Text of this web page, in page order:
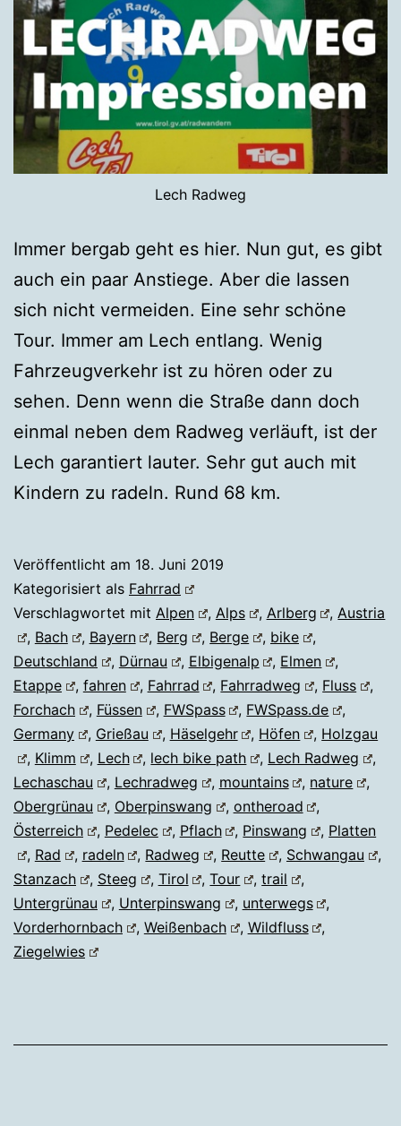
Lech Radweg
Immer bergab geht es hier. Nun gut, es gibt
auch ein paar Anstiege. Aber die lassen
sich nicht vermeiden. Eine sehr schöne
Tour. Immer am Lech entlang. Wenig
Fahrzeugverkehr ist zu hören oder zu
sehen. Denn wenn die Straße dann doch
einmal neben dem Radweg verläuft, ist der
Lech garantiert lauter. Sehr gut auch mit
Kindern zu radeln. Rund 68 km.
Veröffentlicht am 18. Juni 2019
Kategorisiert als Fahrrad
Verschlagwortet mit Alpen , Alps , Arlberg ,Austria
, Bach , Bayern , Berg , Berge , bike
,
Deutschland
, Dürnau , Elbigenalp , Elmen
,
Etappe
, fahren , Fahrrad , Fahrradweg , Fluss
,
Forchach
, Füssen , FWSpass , FWSpass.de
,
Germany
, Grießau , Häselgehr , Höfen , Holzgau
, Klimm , Lech , lech bike path , Lech Radweg
,
Lechaschau
, Lechradweg , mountains , nature
,
Obergrünau
, Oberpinswang , ontheroad
,
Österreich
, Pedelec , Pflach , Pinswang , Platten
, Rad , radeln , Radweg , Reutte , Schwangau
,
Stanzach
, Steeg , Tirol ,Tour ,trail
,
Untergrünau
, Unterpinswang , unterwegs
,
Vorderhornbach
, Weißenbach , Wildfluss
,
Ziegelwies